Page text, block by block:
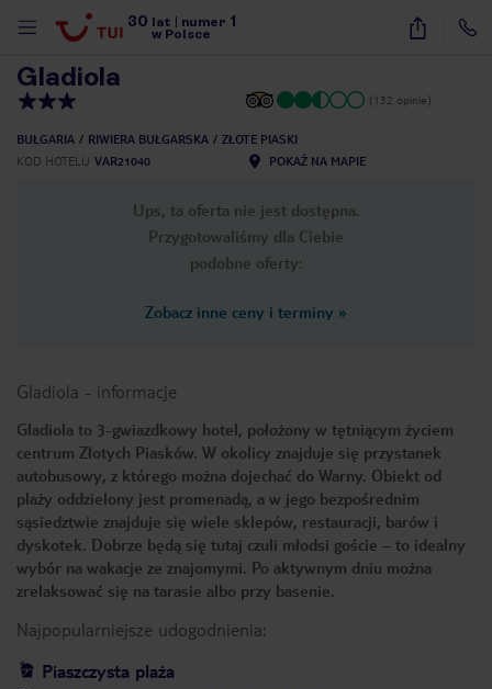
30 lat numer 1
w Polsce
10
Gladiola
(132 opinie)
BUŁGARIA RIWIERA BUŁGARSKA
ZŁOTE PIASKI
KOD HOTELU VAR21040 POKAŻ NA MAPIE
Ups, ta oferta nie jest dostępna.
Przygotowaliśmy dla Ciebie
podobne oferty:
Zobacz inne ceny i terminy »
Gladiola - informacje
Gladiola to 3-gwiazdkowy hotel, położony w tętniącym życiem
centrum Złotych Piasków. W okolicy znajduje się przystanek
autobusowy, z którego można dojechać do Warny. Obiekt od
plaży oddzielony jest promenadą, a w jego bezpośrednim
sąsiedztwie znajduje się wiele sklepów, restauracji, barów i
dyskotek. Dobrze będą się tutaj czuli młodsi goście – to idealny
wybór na wakacje ze znajomymi. Po aktywnym dniu można
zrelaksować się na tarasie albo przy basenie.
Najpopularniejsze udogodnienia:
Piaszczysta plaża